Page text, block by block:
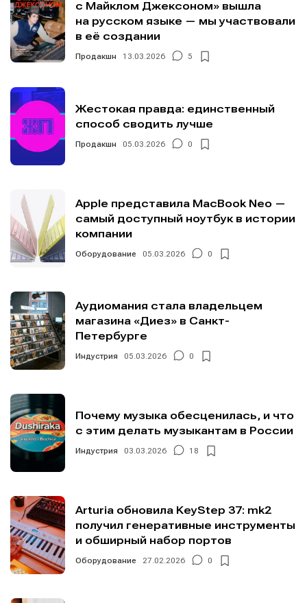
с Майклом Джексоном» вышла
на русском языке — мы участвовали
в её создании
Продакшн 13.03.2026 5
Жестокая правда: единственный
способ сводить лучше
Продакшн 05.03.2026 0
Apple представила MacBook Neo —
самый доступный ноутбук в истории
компании
Оборудование 05.03.2026 0
Аудиомания стала владельцем
магазина «Диез» в Санкт-
Петербурге
Индустрия 05.03.2026 0
Почему музыка обесценилась, и что
с этим делать музыкантам в России
Индустрия 03.03.2026 18
Arturia обновила KeyStep 37: mk2
получил генеративные инструменты
и обширный набор портов
Оборудование 27.02.2026 0